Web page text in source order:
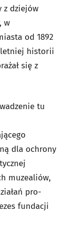
z dziejów
w
od 1892
historii
się z
tu
dla ochrony
muzealiów,
pro-
fundacji